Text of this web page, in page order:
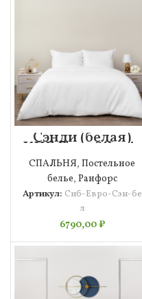
Сэнди (белая)
КПБ Евро Siberia
СПАЛЬНЯ,Постельное
белье, Ранфорс
Артикул: Сиб-Евро-Сэн-бе
л
6790,00₽